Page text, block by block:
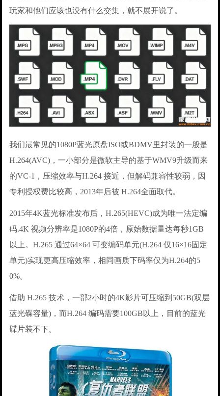
玩家和他们应该也没有什么交集，就不展开说了。
我们最常见的1080P蓝光原盘ISO或BDMV里封装的一般是
H.264(AVC)，一小部分是微软主导的基于WMV9升级而来
的VC-1，压缩效率与H.264 接近，但解码兼容性较弱，因
专利授权费比较高，2013年后被 H.264全面取代。
2015年4K蓝光标准发布后，H.265(HEVC)成为唯一法定编
码.4K 视频分辨率是1080P的4倍，原始数据量达每秒1GB
以上。H.265 通过64×64 可变编码单元(H.264 仅16×16固定
单元)实现更高压缩效率，相同画质下码率仅为H.264的5
0%。
借助 H.265 技术，一部2小时的4K影片可压缩到50GB(双层
蓝光碟容量)，而H.264 编码需要100GB以上，目前的蓝光
碟片装不下。